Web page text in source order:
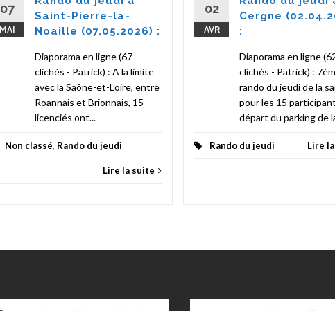
07
MAI
Saint-Pierre-la-
Noaille (07.05.2026) :
Diaporama en ligne (67
clichés - Patrick) : A la limite
avec la Saône-et-Loire, entre
Roannais et Brionnais, 15
licenciés ont...
Non classé, Rando du jeudi
Lire la suite
02
AVR
Cergne
:
Diaporama en ligne
clichés - Patrick) :
rando du jeudi de la
pour les 15
départ du parking de
Rando du jeudi Lire